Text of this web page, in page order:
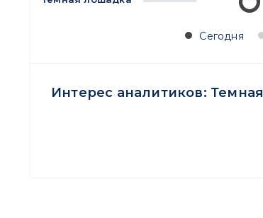
Сегодня
Интерес аналитиков: